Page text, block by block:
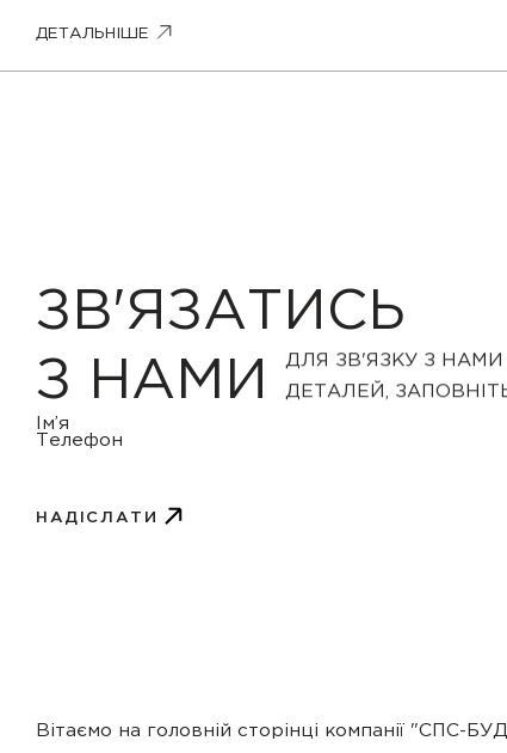
ДЕТАЛЬНІШЕ
ЗВ'ЯЗАТИСЬ
З НАМИ
ДЛЯ ЗВ'ЯЗКУ З
ДЕТАЛЕЙ,
НАДІСЛАТИ
Вітаємо на головній сторінці компанії "СПС-